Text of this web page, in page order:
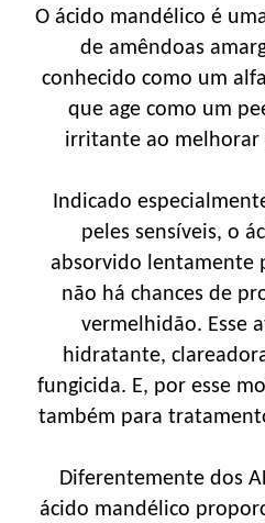
O ácido mandélico é
de amêndoas
conhecido como um
que age como um
irritante ao melhorar
Indicado
peles sensíveis, o
absorvido lentamente
não há chances de
vermelhidão. Esse
hidratante,
fungicida. E, por esse
também para
Diferentemente dos
ácido mandélico